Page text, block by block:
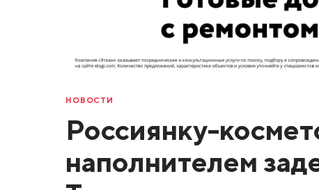
НОВОСТИ
Россиянку-
наполнителем